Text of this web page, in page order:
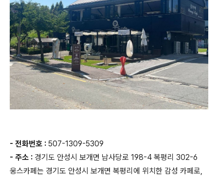
- 전화번호 : 507-1309-5309
- 주소 : 경기도 안성시 보개면 남사당로 198-4 복평리 302-6
웅스카페는 경기도 안성시 보개면 복평리에 위치한 감성 카페로,